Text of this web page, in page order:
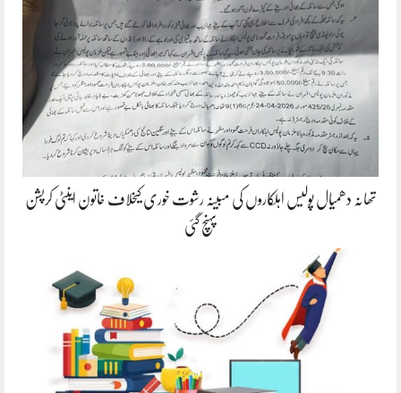
تھانہ دھمیال پولیس اہلکاروں کی مبینہ رشوت خوری کیخلاف خاتون اینٹی کرپشن
پہنچ گئی